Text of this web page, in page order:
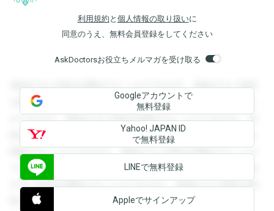
利用規約 と 個人情報の取り扱いに
同意のうえ、無料会員登録をしてください
AskDoctorsお役立ちメルマガを受け取る
登録すると回答を閲覧することができます。登録すると回答
を閲覧することができます。登録すると回答を閲覧すること
ができます。登録すると回答を閲覧することができます。登
録すると回答を閲覧することができます。登録すると回答を
閲覧することができます。登録すると回答を閲覧することが
できます。登録すると回答を閲覧することができます。登録
すると回答を閲覧することができます。登録すると回答を閲
覧することができます。
Googleアカウントで
無料登録
Yahoo! JAPAN ID
で無料登録
LINEで無料登録
Appleでサインアップ